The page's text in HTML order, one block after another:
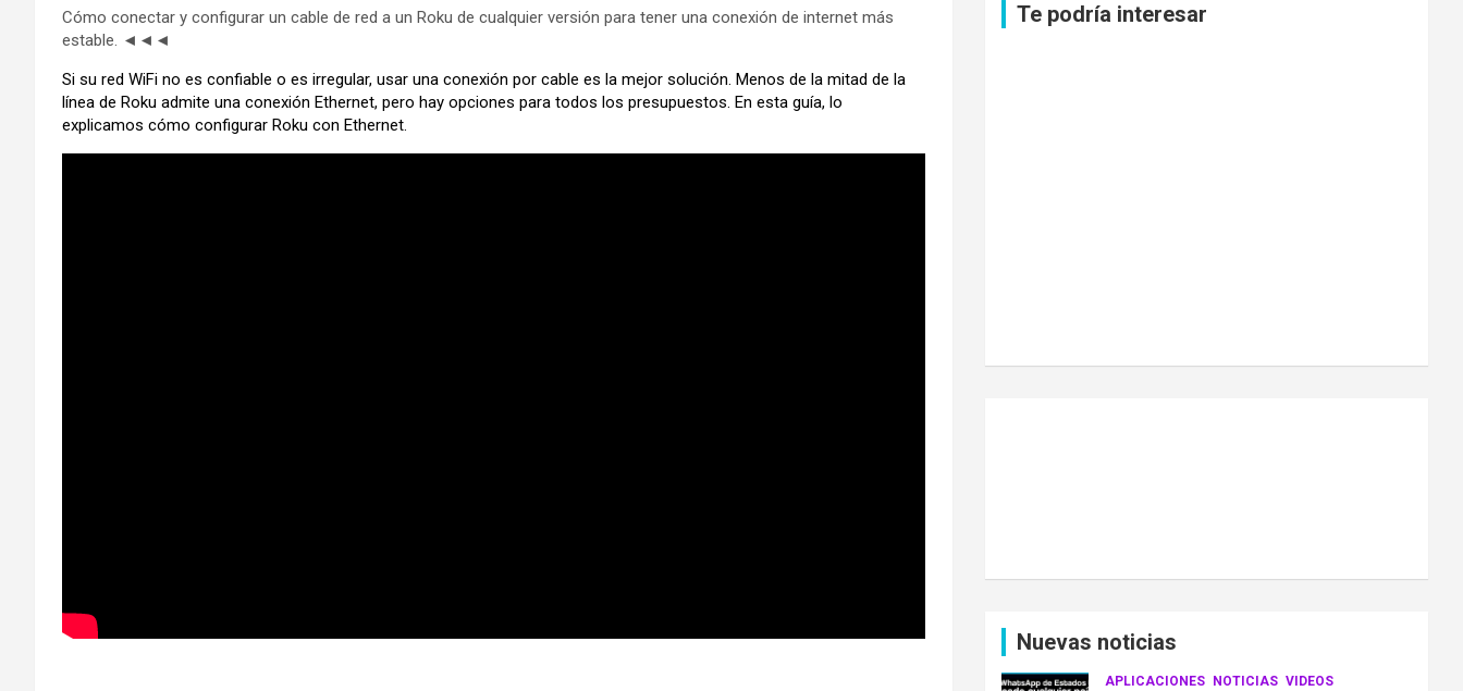
Cómo conectar y configurar un cable de red a un Roku de cualquier versión para tener una conexión de internet más
estable. ◄◄◄
Si su red WiFi no es confiable o es irregular, usar una conexión por cable es la mejor solución. Menos de la mitad de la
línea de Roku admite una conexión Ethernet, pero hay opciones para todos los presupuestos. En esta guía, lo
explicamos cómo configurar Roku con Ethernet.
Te podría interesar
Nuevas noticias
APLICACIONES NOTICIAS VIDEOS